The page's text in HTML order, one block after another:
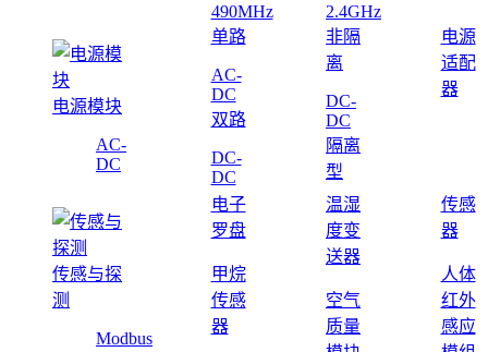
490MHz
2.4GHz
电源模块
AC-
DC
单路
AC-
DC
双路
DC-
DC
非隔
离
DC-
DC
隔离
型
电源
适配
器
传感与探
测
Modbus
电子
罗盘
甲烷
传感
器
温湿
度变
送器
空气
质量
传感
器
人体
红外
感应